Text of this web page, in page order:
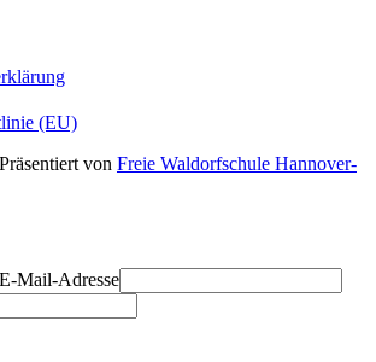
(EU)
von Freie Waldorfschule Hannover-
Mail-Adresse